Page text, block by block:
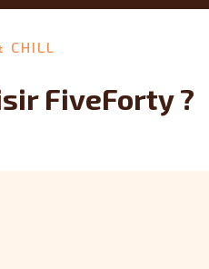
CHILL
FiveForty ?